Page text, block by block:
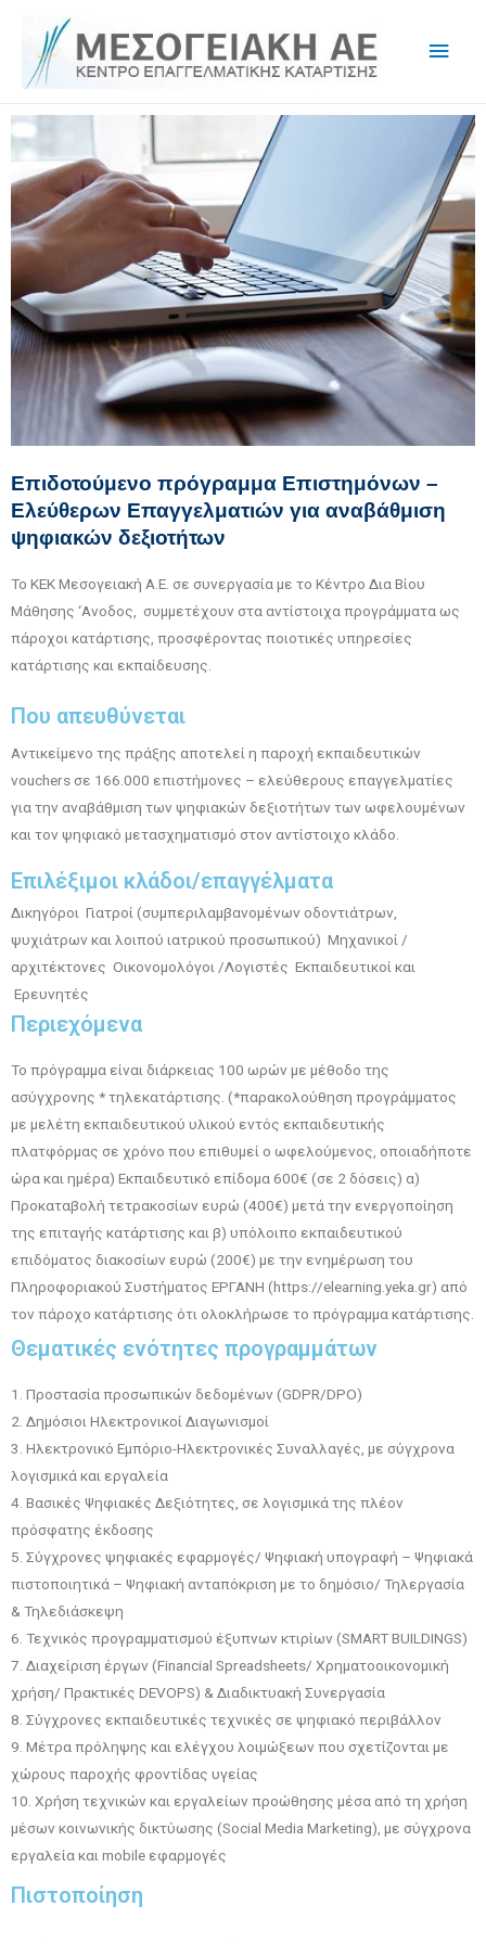
Επιδοτούμενο πρόγραμμα Επιστημόνων –
Ελεύθερων Επαγγελματιών για αναβάθμιση
ψηφιακών δεξιοτήτων
Το ΚEK Μεσογειακή Α.Ε. σε συνεργασία με το Κέντρο Δια Βίου
Μάθησης ‘Ανοδος, συμμετέχουν στα αντίστοιχα προγράμματα ως
πάροχοι κατάρτισης, προσφέροντας ποιοτικές υπηρεσίες
κατάρτισης και εκπαίδευσης.
Που απευθύνεται
Αντικείμενο της πράξης αποτελεί η παροχή εκπαιδευτικών
vouchers σε 166.000 επιστήμονες – ελεύθερους επαγγελματίες
για την αναβάθμιση των ψηφιακών δεξιοτήτων των ωφελουμένων
και τον ψηφιακό μετασχηματισμό στον αντίστοιχο κλάδο.
Επιλέξιμοι κλάδοι/επαγγέλματα
Δικηγόροι Γιατροί (συμπεριλαμβανομένων οδοντιάτρων,
ψυχιάτρων και λοιπού ιατρικού προσωπικού) Μηχανικοί /
αρχιτέκτονες Οικονομολόγοι /Λογιστές Εκπαιδευτικοί και
Ερευνητές
Περιεχόμενα
Το πρόγραμμα είναι διάρκειας 100 ωρών με μέθοδο της
ασύγχρονης * τηλεκατάρτισης. (*παρακολούθηση προγράμματος
με μελέτη εκπαιδευτικού υλικού εντός εκπαιδευτικής
πλατφόρμας σε χρόνο που επιθυμεί ο ωφελούμενος, οποιαδήποτε
ώρα και ημέρα) Εκπαιδευτικό επίδομα 600€ (σε 2 δόσεις) α)
Προκαταβολή τετρακοσίων ευρώ (400€) μετά την ενεργοποίηση
της επιταγής κατάρτισης και β) υπόλοιπο εκπαιδευτικού
επιδόματος διακοσίων ευρώ (200€) με την ενημέρωση του
Πληροφοριακού Συστήματος ΕΡΓΑΝΗ (https://elearning.yeka.gr) από
τον πάροχο κατάρτισης ότι ολοκλήρωσε το πρόγραμμα κατάρτισης.
Θεματικές ενότητες προγραμμάτων
1. Προστασία προσωπικών δεδομένων (GDPR/DPO)
2. Δημόσιοι Ηλεκτρονικοί Διαγωνισμοί
3. Ηλεκτρονικό Εμπόριο-Ηλεκτρονικές Συναλλαγές, με σύγχρονα
λογισμικά και εργαλεία
4. Βασικές Ψηφιακές Δεξιότητες, σε λογισμικά της πλέον
πρόσφατης έκδοσης
5. Σύγχρονες ψηφιακές εφαρμογές/ Ψηφιακή υπογραφή – Ψηφιακά
πιστοποιητικά – Ψηφιακή ανταπόκριση με το δημόσιο/ Τηλεργασία
& Τηλεδιάσκεψη
6. Τεχνικός προγραμματισμού έξυπνων κτιρίων (SMART BUILDINGS)
7. Διαχείριση έργων (Financial Spreadsheets/ Xρηματοοικονομική
χρήση/ Πρακτικές DEVOPS) & Διαδικτυακή Συνεργασία
8. Σύγχρονες εκπαιδευτικές τεχνικές σε ψηφιακό περιβάλλον
9. Μέτρα πρόληψης και ελέγχου λοιμώξεων που σχετίζονται με
χώρους παροχής φροντίδας υγείας
10. Χρήση τεχνικών και εργαλείων προώθησης μέσα από τη χρήση
μέσων κοινωνικής δικτύωσης (Social Media Marketing), με σύγχρονα
εργαλεία και mobile εφαρμογές
Πιστοποίηση